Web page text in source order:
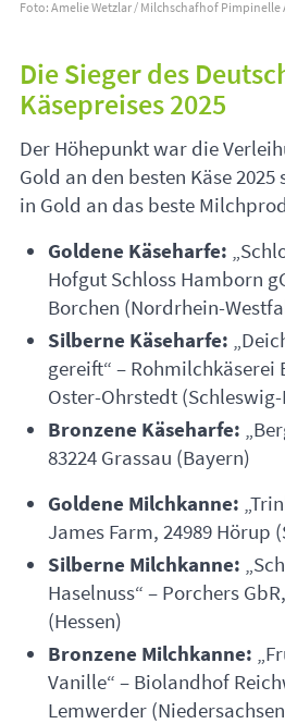
Foto: Amelie Wetzlar / Milchschafhof Pimpinelle
Die Sieger des
Käsepreises 2025
Der Höhepunkt war die
Gold an den besten Käse
in Gold an das beste
Goldene Käseharfe:
Hofgut Schloss Hamborn
Borchen (Nordrhein-
Silberne Käseharfe:
gereift“ – Rohmilchkäserei
Oster-Ohrstedt
Bronzene Käseharfe:
83224 Grassau (Bayern)
Goldene Milchkanne:
James Farm, 24989 Hörup
Silberne Milchkanne:
Haselnuss“ – Porchers
(Hessen)
Bronzene Milchkanne:
Vanille“ – Biolandhof
Lemwerder